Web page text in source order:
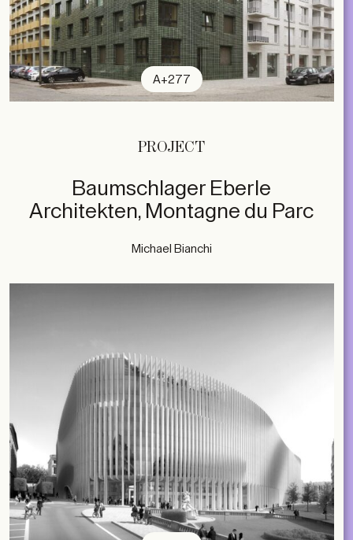
A+277
PROJECT
Baumschlager Eberle
Architekten, Montagne du Parc
Michael Bianchi